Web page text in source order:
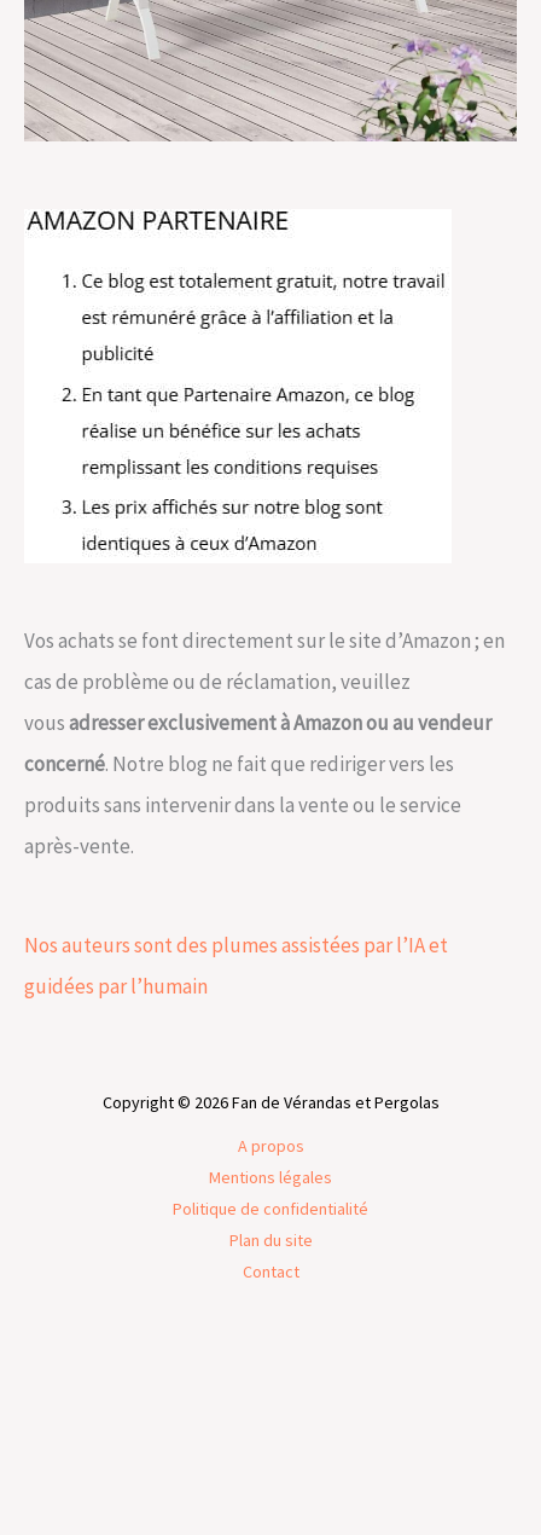
Vos achats se font directement sur le site d’Amazon ; en
cas de problème ou de réclamation, veuillez
vousadresser exclusivement à Amazon ou au vendeur
concerné. Notre blog ne fait que rediriger vers les
produits sans intervenir dans la vente ou le service
après-vente.
Nos auteurs sont des plumes assistées par l’IA et
guidées par l’humain
Copyright © 2026 Fan de Vérandas et Pergolas
A propos
Mentions légales
Politique de confidentialité
Plan du site
Contact